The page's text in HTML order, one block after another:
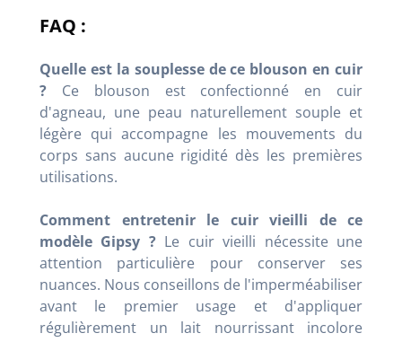
FAQ :
Quelle est la souplesse de ce blouson en cuir
? Ce blouson est confectionné en cuir
d'agneau, une peau naturellement souple et
légère qui accompagne les mouvements du
corps sans aucune rigidité dès les premières
utilisations.
Comment entretenir le cuir vieilli de ce
modèle Gipsy ? Le cuir vieilli nécessite une
attention particulière pour conserver ses
nuances. Nous conseillons de l'imperméabiliser
avant le premier usage et d'appliquer
régulièrement un lait nourrissant incolore